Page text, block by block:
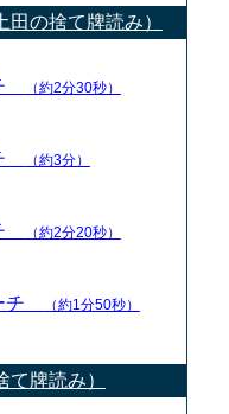
の捨て牌読み）
（約2分30秒）
（約3分）
（約2分20秒）
チ （約1分50秒）
牌読み）